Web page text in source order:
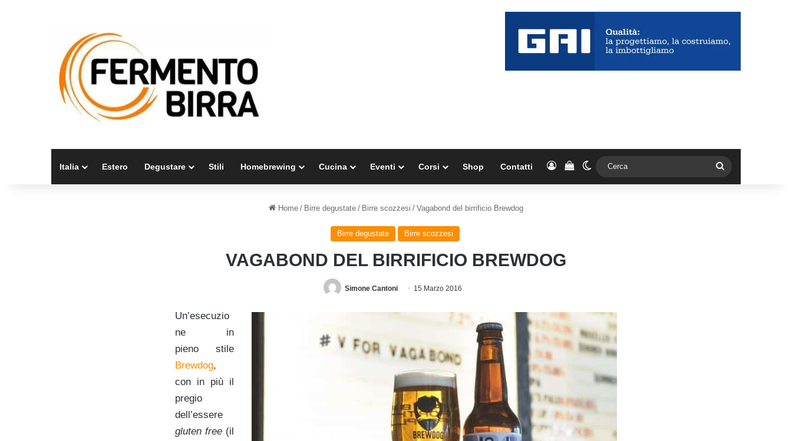
Italia Estero Degustare Stili Homebrewing Cucina Eventi Corsi Shop Contatti AccediVedi il carrello
Cambia aspetto
Home / Birre degustate / Birre scozzesi / Vagabond del birrificio Brewdog
Birre degustate Birre scozzesi
VAGABOND DEL BIRRIFICIO BREWDOG
Simone Cantoni 15 Marzo 2016
Un’esecuzio
ne in
pieno stile
Brewdog,
con in più il
pregio
dell’essere
gluten free (il